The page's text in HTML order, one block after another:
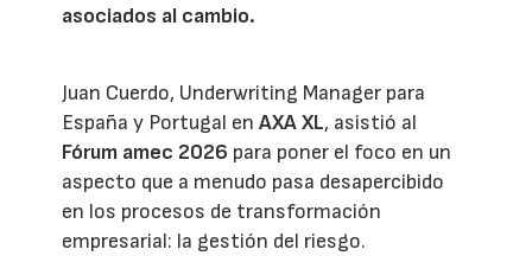
asociados al cambio.
Juan Cuerdo, Underwriting Manager para
España y Portugal enAXA XL, asistió al
Fórum amec 2026 para poner el foco en un
aspecto que a menudo pasa desapercibido
en los procesos de transformación
empresarial: la gestión del riesgo.